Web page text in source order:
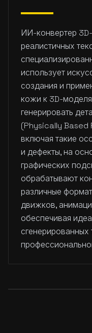
ИИ-конвертер
реалистичных
использует
создания и
кожи к 3D-
генерировать
(Physically Based
включая такие
и дефекты, на
графических
обрабатывают
различные
движков,
обеспечивая
сгенерированных